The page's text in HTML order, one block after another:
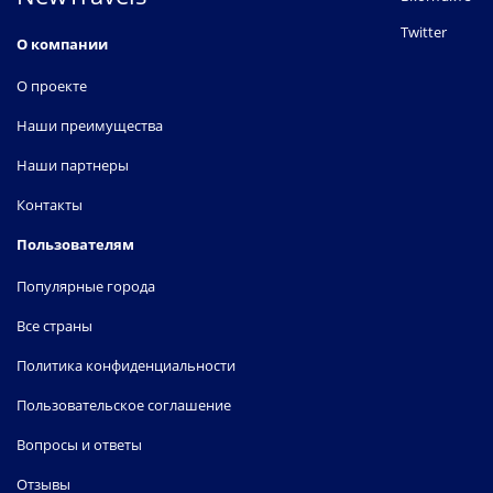
О компании
О проекте
Наши преимущества
Наши партнеры
Контакты
Пользователям
Популярные города
Все страны
Политика конфиденциальности
Пользовательское соглашение
Вопросы и ответы
Отзывы
Twitter